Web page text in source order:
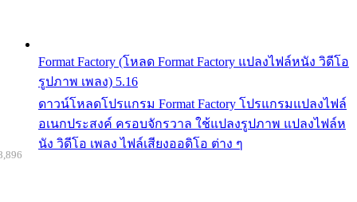
Format Factory (โหลด Format Factory แปลงไฟล์หนัง วิดีโอ
รูปภาพ เพลง) 5.16
ดาวน์โหลดโปรแกรม Format Factory โปรแกรมแปลงไฟล์
อเนกประสงค์ ครอบจักรวาล ใช้แปลงรูปภาพ แปลงไฟล์ห
นัง วิดีโอ เพลง ไฟล์เสียงออดิโอ ต่าง ๆ